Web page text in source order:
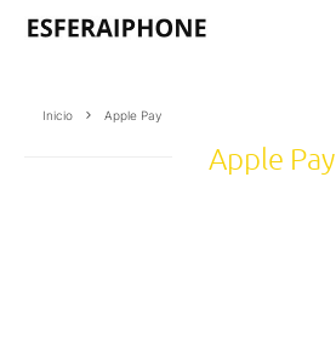
Inicio Apple Pay
Apple Pay